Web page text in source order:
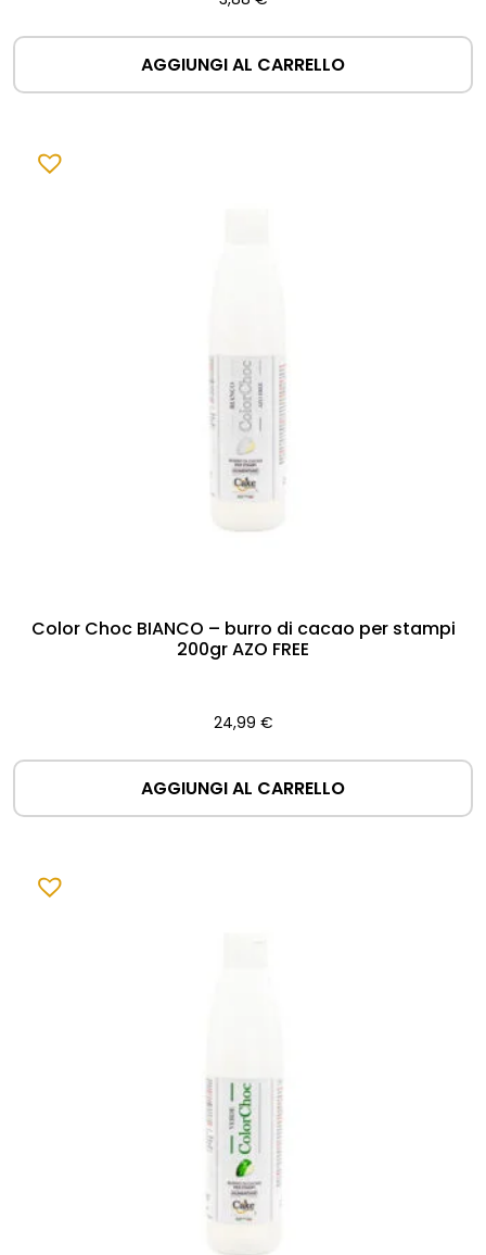
AGGIUNGI AL CARRELLO
Color Choc BIANCO – burro di cacao per stampi
200gr AZO FREE
24,99 €
AGGIUNGI AL CARRELLO